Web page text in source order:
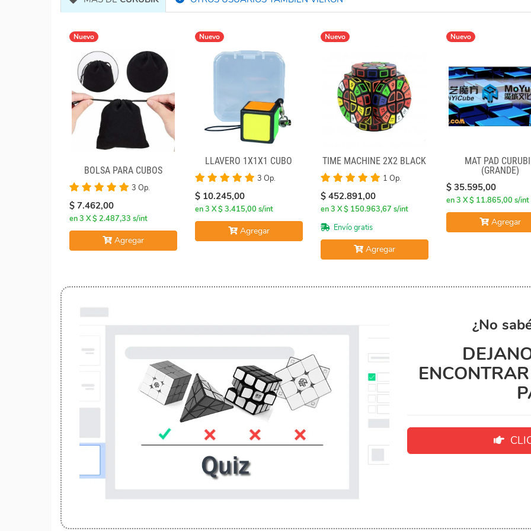
Nuevo
BOLSA PARA CUBOS
3 Op.
$ 7.462,00
en 3 X $ 2.487,33 s/int
Agregar
Nuevo
LLAVERO 1X1X1 CUBO
3 Op.
$ 10.245,00
en 3 X $ 3.415,00 s/int
Agregar
Nuevo
TIME MACHINE 2X2 BLACK
1 Op.
$ 452.891,00
en 3 X $ 150.963,67 s/int
Envío gratis
Agregar
Nuevo
MAT PAD
(GRANDE)
$ 35.595,00
en 3 X $ 11.865,00 s/int
Agregar
¿No